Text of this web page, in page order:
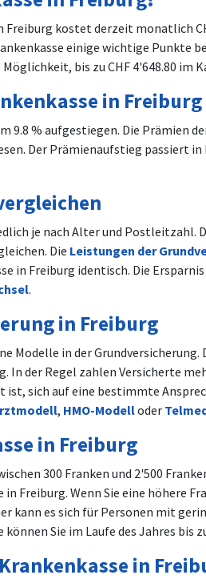
Freiburg kostet derzeit monatlich
einige wichtige Punkte
bis zu CHF 4'648.80 im
in Freiburg
9.8 % aufgestiegen. Die Prämien
Der Prämienaufstieg passiert
je nach Alter und Postleitzahl.
Die Leistungen der
in Freiburg identisch. Die
.
in Freiburg
Modelle in der
In der Regel zahlen Versicherte
ist, sich auf eine bestimmte
, HMO-Modelloder
in Freiburg
300 Franken und 2'500
Freiburg. Wenn Sie eine höhere
kann es sich für Personen mit
Sie im Laufe des Jahres bis
in